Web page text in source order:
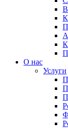
О нас
Услуги